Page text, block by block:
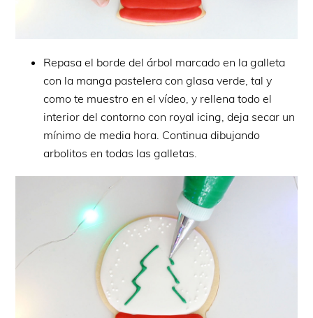
Repasa el borde del árbol marcado en la galleta
con la manga pastelera con glasa verde, tal y
como te muestro en el vídeo, y rellena todo el
interior del contorno con royal icing, deja secar un
mínimo de media hora. Continua dibujando
arbolitos en todas las galletas.